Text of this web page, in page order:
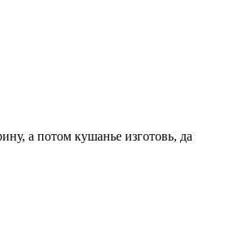
а потом кушанье изготовь, да